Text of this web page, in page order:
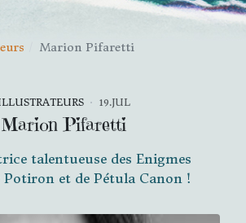
Marion Pifaretti
19.JUL
Marion Pifaretti
talentueuse des Enigmes
Potiron et de Pétula Canon !